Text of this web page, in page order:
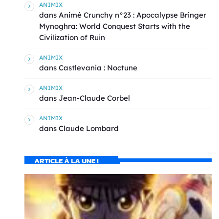
ANIMIX
dans Animé Crunchy n°23 : Apocalypse Bringer
Mynoghra: World Conquest Starts with the
Civilization of Ruin
ANIMIX
dans Castlevania : Noctune
ANIMIX
dans Jean-Claude Corbel
ANIMIX
dans Claude Lombard
ARTICLE À LA UNE !